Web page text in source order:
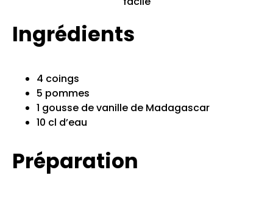
Ingrédients
4 coings
5 pommes
1 gousse de vanille de Madagascar
10 cl d’eau
Préparation